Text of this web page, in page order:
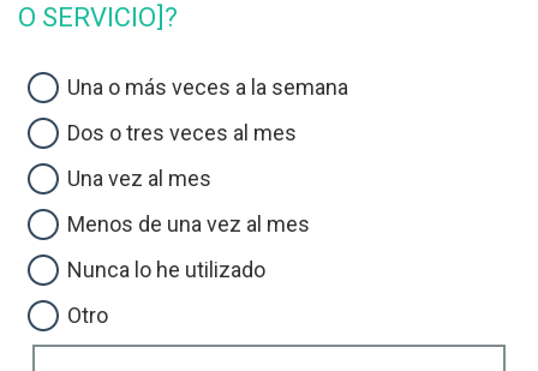
O SERVICIO]?
Una o más veces a la semana
Dos o tres veces al mes
Una vez al mes
Menos de una vez al mes
Nunca lo he utilizado
Otro